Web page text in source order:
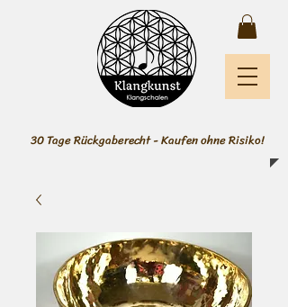
30 Tage Rückgaberecht - Kaufen ohne Risiko!